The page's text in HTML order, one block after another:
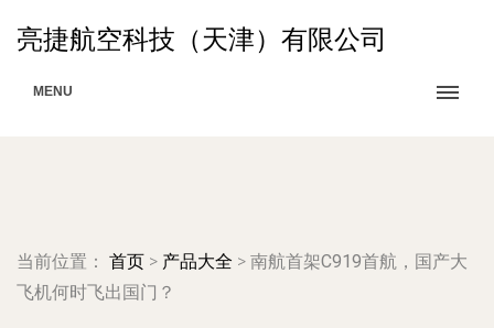
亮捷航空科技（天津）有限公司
MENU
当前位置： 首页 > 产品大全 > 南航首架C919首航，国产大
飞机何时飞出国门？